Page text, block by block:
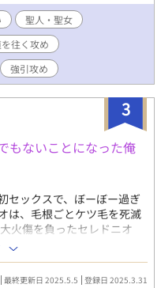
聖人・聖女
往く攻め
強引攻め
3
もないことになった俺
セックスで、ぼーぼー過ぎ
は、毛根ごとケツ毛を死滅
火傷を負ったセレドニオ
でケツ毛ファイヤーしちゃ
下医者✕ケツ毛ファイヤー
イトノベルズさんでも公開
最終更新日 2025.5.5 登録日 2025.3.31